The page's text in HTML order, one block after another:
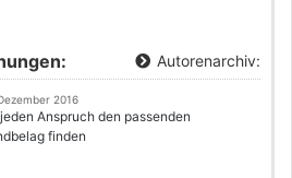
Autorenarchiv:
2016
Anspruch den passenden
finden